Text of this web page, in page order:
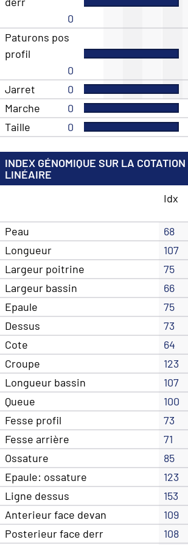
0
Paturons pos
profil
0
Jarret
0
Marche
0
Taille
0
INDEX GÉNOMIQUE SUR LA COTATION
LINÉAIRE
Idx
Peau 68
Longueur
107
Largeur poitrine
75
Largeur bassin
66
Epaule
75
Dessus
73
Cote
64
Croupe
123
Longueur bassin
107
Queue
100
Fesse profil
73
Fesse arrière
71
Ossature
85
Epaule: ossature
123
Ligne dessus
153
Anterieur face devan
109
Posterieur face derr
108